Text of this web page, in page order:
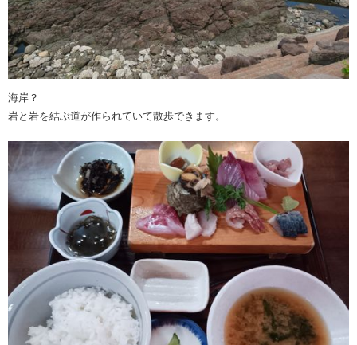
海岸？
岩と岩を結ぶ道が作られていて散歩できます。